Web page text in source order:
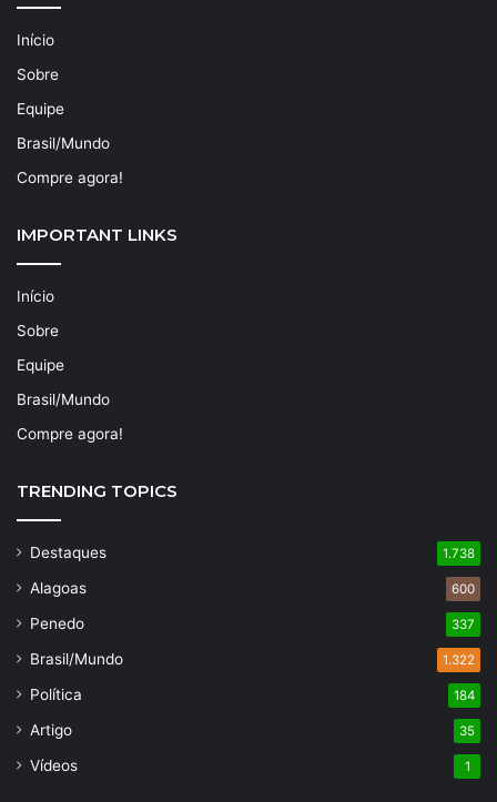
Início
Sobre
Equipe
Brasil/Mundo
Compre agora!
IMPORTANT LINKS
Início
Sobre
Equipe
Brasil/Mundo
Compre agora!
TRENDING TOPICS
Destaques 1.738
Alagoas 600
Penedo 337
Brasil/Mundo 1.322
Política 184
Artigo 35
Vídeos 1